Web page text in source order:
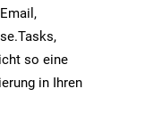
so eine
in Ihren